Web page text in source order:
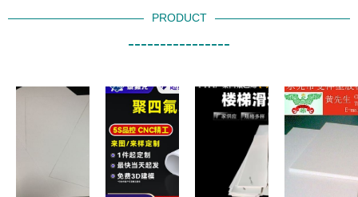
PRODUCT
----------------